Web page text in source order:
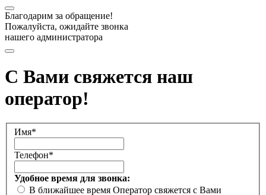
Благодарим за обращение!
Пожалуйста, ожидайте звонка
нашего администратора
С Вами свяжется наш
оператор!
Имя*
Телефон*
Удобное время для звонка:
В ближайшее время Оператор свяжется с Вами